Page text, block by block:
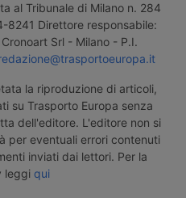
al Tribunale di Milano n. 284
8241 Direttore responsabile:
Srl - Milano - P.I.
la riproduzione di articoli,
su Trasporto Europa senza
dell'editore. L'editore non si
per eventuali errori contenuti
inviati dai lettori. Per la
leggi qui